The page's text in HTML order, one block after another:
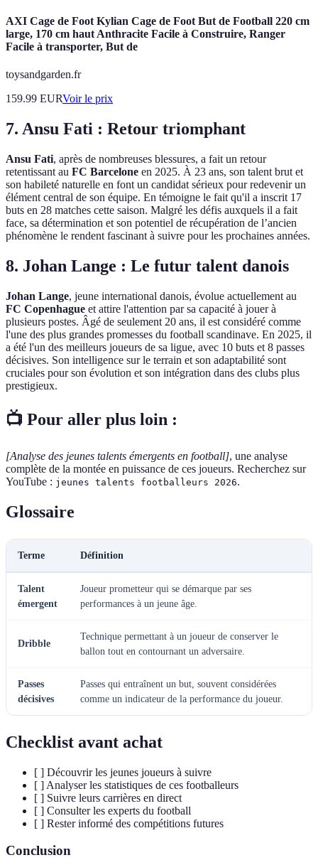
AXI Cage de Foot Kylian Cage de Foot But de Football 220 cm
large, 170 cm haut Anthracite Facile à Construire, Ranger
Facile à transporter, But de
toysandgarden.fr
159.99 EURVoir le prix
7. Ansu Fati : Retour triomphant
Ansu Fati, après de nombreuses blessures, a fait un retour
retentissant au FC Barcelone en 2025. À 23 ans, son talent brut et
son habileté naturelle en font un candidat sérieux pour redevenir un
élément central de son équipe. En témoigne le fait qu'il a inscrit 17
buts en 28 matches cette saison. Malgré les défis auxquels il a fait
face, sa détermination et son potentiel de récupération de l’ancien
phénomène le rendent fascinant à suivre pour les prochaines années.
8. Johan Lange : Le futur talent danois
Johan Lange, jeune international danois, évolue actuellement au
FC Copenhague et attire l'attention par sa capacité à jouer à
plusieurs postes. Âgé de seulement 20 ans, il est considéré comme
l'une des plus grandes promesses du football scandinave. En 2025, il
a été l'un des meilleurs joueurs de sa ligue, avec 10 buts et 8 passes
décisives. Son intelligence sur le terrain et son adaptabilité sont
cruciales pour son évolution et son intégration dans des clubs plus
prestigieux.
📺 Pour aller plus loin :
[Analyse des jeunes talents émergents en football], une analyse
complète de la montée en puissance de ces joueurs. Recherchez sur
YouTube : jeunes talents footballeurs 2026.
Glossaire
Terme Définition
Talent
émergent
Joueur prometteur qui se démarque par ses
performances à un jeune âge.
Dribble
Technique permettant à un joueur de conserver le
ballon tout en contournant un adversaire.
Passes
décisives
Passes qui entraînent un but, souvent considérées
comme un indicateur de la performance du joueur.
Checklist avant achat
[ ] Découvrir les jeunes joueurs à suivre
[ ] Analyser les statistiques de ces footballeurs
[ ] Suivre leurs carrières en direct
[ ] Consulter les experts du football
[ ] Rester informé des compétitions futures
Conclusion